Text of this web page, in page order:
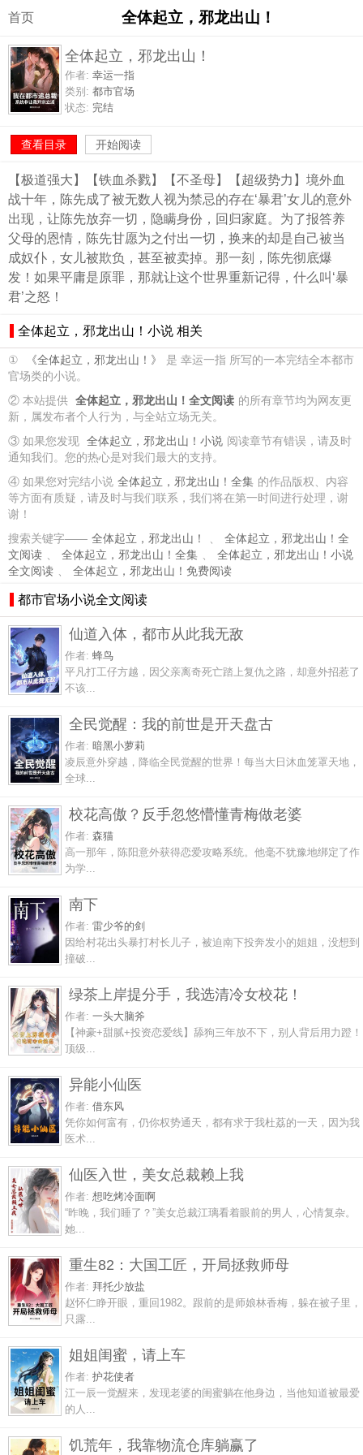
首页 全体起立，邪龙出山！
全体起立，邪龙出山！
作者: 幸运一指
类别: 都市官场
状态: 完结
查看目录 开始阅读
【极道强大】【铁血杀戮】【不圣母】【超级势力】境外血
战十年，陈先成了被无数人视为禁忌的存在‘暴君’女儿的意外
出现，让陈先放弃一切，隐瞒身份，回归家庭。为了报答养
父母的恩情，陈先甘愿为之付出一切，换来的却是自己被当
成奴仆，女儿被欺负，甚至被卖掉。那一刻，陈先彻底爆
发！如果平庸是原罪，那就让这个世界重新记得，什么叫‘暴
君’之怒！
全体起立，邪龙出山！小说 相关
① 《全体起立，邪龙出山！》
是 幸运一指 所写的一本完结全本都市
官场类的小说。
② 本站提供 全体起立，邪龙出山！全文阅读 的所有章节均为网友更
新，属发布者个人行为，与全站立场无关。
③ 如果您发现 全体起立，邪龙出山！小说 阅读章节有错误，请及时
通知我们。您的热心是对我们最大的支持。
④ 如果您对完结小说 全体起立，邪龙出山！全集 的作品版权、内容
等方面有质疑，请及时与我们联系，我们将在第一时间进行处理，谢
谢！
搜索关键字—— 全体起立，邪龙出山！ 、
全体起立，邪龙出山！全
文阅读 、 全体起立，邪龙出山！全集 、
全体起立，邪龙出山！小说
全文阅读 、 全体起立，邪龙出山！免费阅读
都市官场小说全文阅读
仙道入体，都市从此我无敌
作者: 蜂鸟
平凡打工仔方越，因父亲离奇死亡踏上复仇之路，却意外招惹了
不该...
全民觉醒：我的前世是开天盘古
作者: 暗黑小萝莉
凌辰意外穿越，降临全民觉醒的世界！每当大日沐血笼罩天地，
全球...
校花高傲？反手忽悠懵懂青梅做老婆
作者: 森猫
高一那年，陈阳意外获得恋爱攻略系统。他毫不犹豫地绑定了作
为学...
南下
作者: 雷少爷的剑
因给村花出头暴打村长儿子，被迫南下投奔发小的姐姐，没想到
撞破...
绿茶上岸提分手，我选清冷女校花！
作者: 一头大脑斧
【神豪+甜腻+投资恋爱线】舔狗三年放不下，别人背后用力蹬！
顶级...
异能小仙医
作者: 借东风
凭你如何富有，仍你权势通天，都有求于我杜荔的一天，因为我
医术...
仙医入世，美女总裁赖上我
作者: 想吃烤冷面啊
“昨晚，我们睡了？”美女总裁江璃看着眼前的男人，心情复杂。
她...
重生82：大国工匠，开局拯救师母
作者: 拜托少放盐
赵怀仁睁开眼，重回1982。跟前的是师娘林香梅，躲在被子里，
只露...
姐姐闺蜜，请上车
作者: 护花使者
江一辰一觉醒来，发现老婆的闺蜜躺在他身边，当他知道被最爱
的人...
饥荒年，我靠物流仓库躺赢了